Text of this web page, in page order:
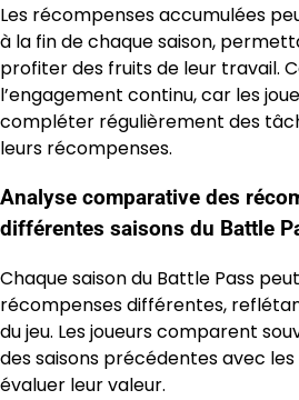
Les récompenses accumulées
à la fin de chaque saison,
profiter des fruits de leur travail.
l’engagement continu, car les
compléter régulièrement des
leurs récompenses.
Analyse comparative des
différentes saisons du Battle
Chaque saison du Battle Pass
récompenses différentes,
du jeu. Les joueurs comparent
des saisons précédentes avec
évaluer leur valeur.